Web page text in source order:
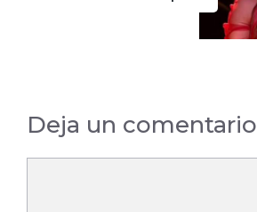
Deja un comentario